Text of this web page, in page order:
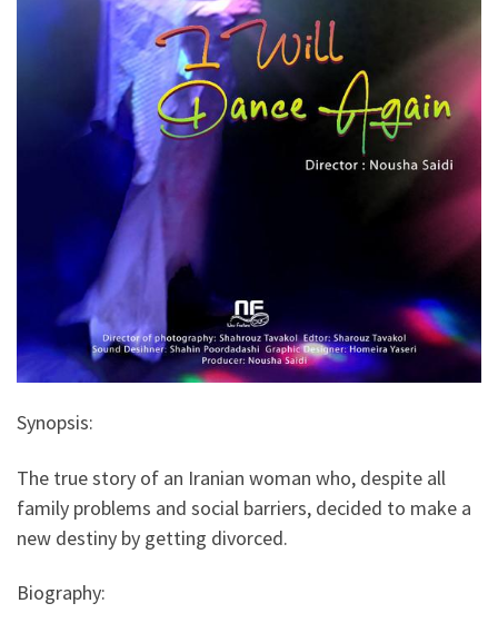
Synopsis:
The true story of an Iranian woman who, despite all
family problems and social barriers, decided to make a
new destiny by getting divorced.
Biography: